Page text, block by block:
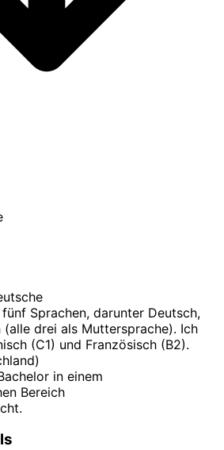
Sprachen, darunter Deutsch,
(alle drei als Muttersprache). Ich
(C1) und Französisch (B2).
in einem
Bereich